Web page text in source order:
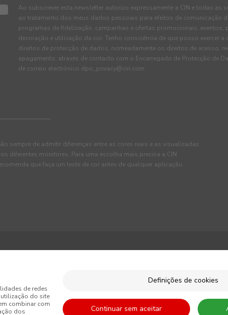
Ao subscrever esta newsletter autorizo expressamente a CIN e todas as
ao tratamento dos meus dados pessoais para efeitos de comunicação
programas de fidelização, campanhas e ofertas promocionais, eventos,
decoração e utilização da cor. Tenho consciência de que posso exercer
direitos de protecção de dados, nomeadamente os direitos de acesso,
apagamento, através de contacto com o Encarregado de Protecção de
de correio electrónico dpo_privacy@cin.com
sempre de admitir diferenças entre as cores reais e as visualizadas
diferentes monitores. Para uma escolha mais precisa a CIN
que faça um teste de cor antes de qualquer aplicação.
Cookiesde redes
do site
combinar com
dos
Definições de cookies
Continuar sem aceitar